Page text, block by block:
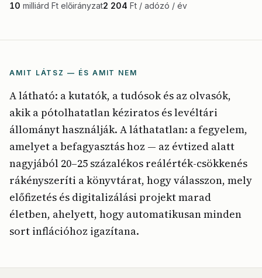
10 milliárd Ft előirányzat2 204 Ft / adózó / év
AMIT LÁTSZ — ÉS AMIT NEM
A látható: a kutatók, a tudósok és az olvasók,
akik a pótolhatatlan kéziratos és levéltári
állományt használják. A láthatatlan: a fegyelem,
amelyet a befagyasztás hoz — az évtized alatt
nagyjából 20–25 százalékos reálérték-csökkenés
rákényszeríti a könyvtárat, hogy válasszon, mely
előfizetés és digitalizálási projekt marad
életben, ahelyett, hogy automatikusan minden
sort inflációhoz igazítana.